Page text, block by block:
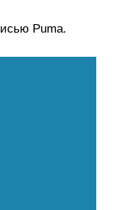
Puma.